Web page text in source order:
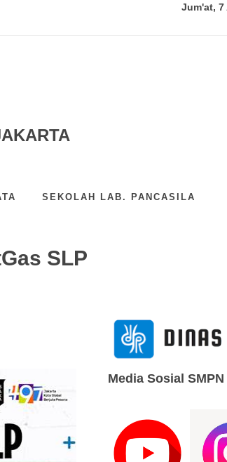
Jum'at, 7
SEKOLAH LAB. PANCASILA
SLP
Media Sosial